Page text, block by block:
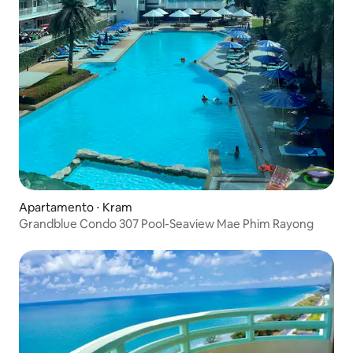
Apartamento ⋅ Kram
Grandblue Condo 307 Pool-Seaview Mae Phim Rayong